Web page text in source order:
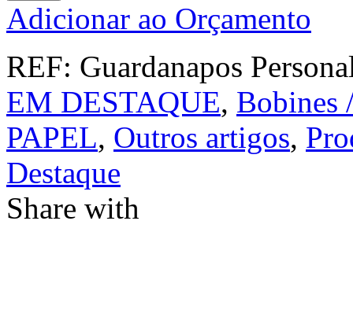
Adicionar ao Orçamento
REF: Guardanapos
EM DESTAQUE, Bobines
PAPEL, Outros artigos,
Destaque
Share with